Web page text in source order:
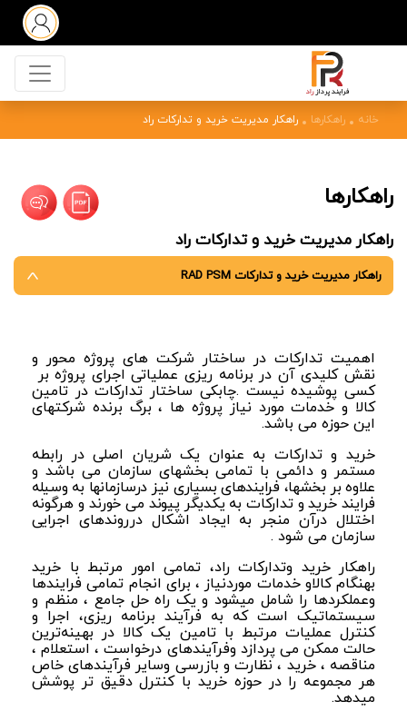
خانه راهکارها راهکار مدیریت خرید و تدارکات راد
راهکارها
راهکار مدیریت خرید و تدارکات راد
راهکار مدیریت خرید و تدارکات RAD PSM
اهمیت تدارکات در ساختار شرکت های پروژه محور و
نقش کلیدی آن در برنامه ریزی عملیاتی اجرای پروژه بر
کسی پوشیده نیست .چابکی ساختار تدارکات در تامین
کالا و خدمات مورد نیاز پروژه ها ، برگ برنده شرکتهای
این حوزه می باشد.
خرید و تدارکات به عنوان یک شریان اصلیدر رابطه
مستمر و دائمی با تمامی بخشهای سازمان می باشد و
علاوه بر بخشها، فرایندهای بسیاری نیز درسازمانها به وسیله
فرایند خرید و تدارکات به یکدیگر پیوند می خورند وهرگونه
اختلال درآن منجر به ایجاد اشکال درروندهای اجرایی
سازمان می شود .
راهکار خرید وتدارکات راد، تمامی امور مرتبط با خرید
بهنگام کالاو خدمات موردنیاز ، برای انجام تمامی فرایندها
وعملکردها را شامل میشود و یک راه حل جامع ، منظم و
سیستماتیک است که بهفرآیند برنامه ریزی، اجرا و
کنترل عملیات مرتبط با تامین یک کالا در بهینه‌ترین
حالت ممکن می پردازد وفرآیندهای درخواست ، استعلام ،
مناقصه ، خرید ، نظارت و بازرسی وسایر فرآیندهای خاص
هر مجموعه را در حوزه خرید با کنترل دقیق تر پوشش
میدهد.